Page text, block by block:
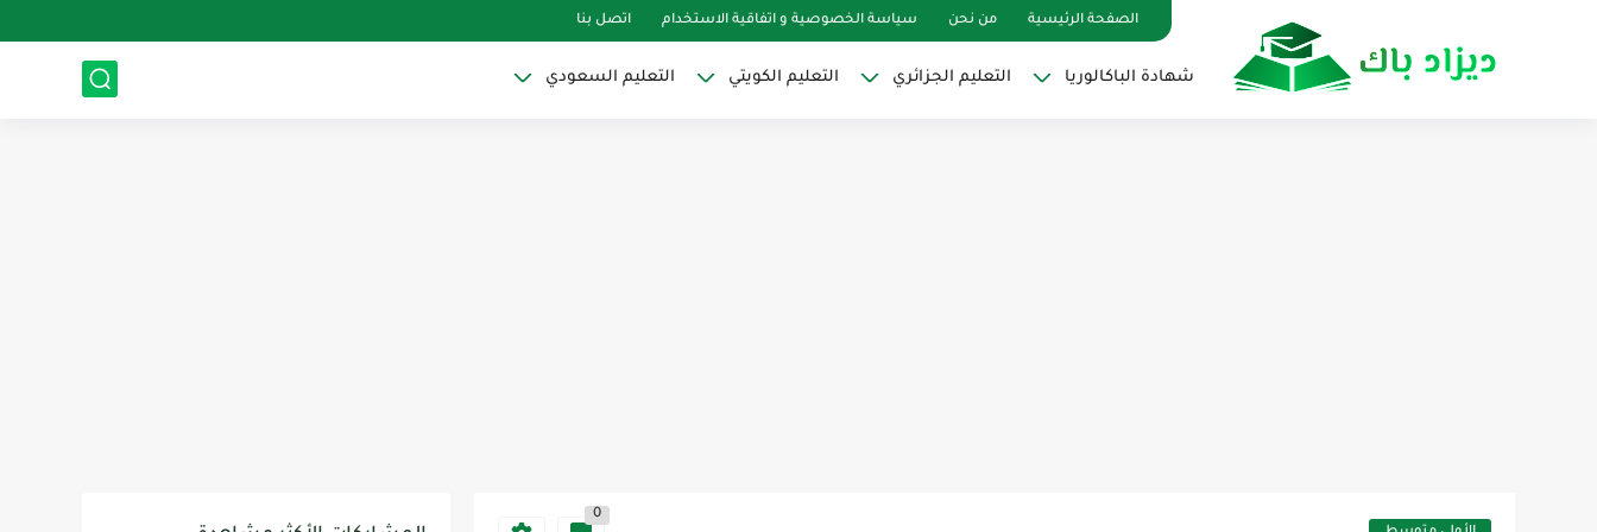
الصفحة الرئيسية من نحن سياسة الخصوصية و اتفاقية الاستخدام اتصل بنا
شهادة الباكالوريا التعليم الجزائري التعليم الكويتي التعليم السعودي
0